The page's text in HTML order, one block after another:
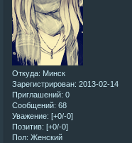
Откуда: Минск
Зарегистрирован: 2013-02-14
Приглашений: 0
Сообщений: 68
Уважение: [+0/-0]
Позитив: [+0/-0]
Пол: Женский